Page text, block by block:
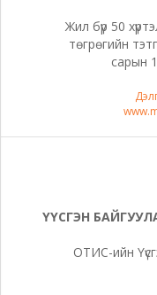
Жил бүр 50
төгрөгийн
сарын
ҮҮСГЭН
ОТИС-ийн